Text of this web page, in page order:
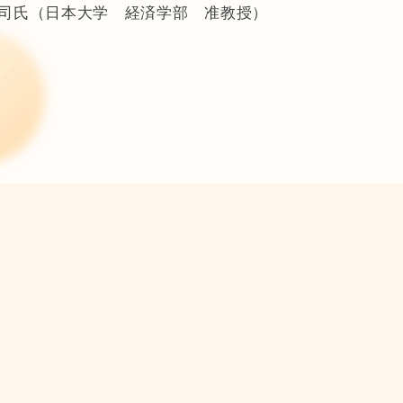
氏（日本大学 経済学部 准教授）